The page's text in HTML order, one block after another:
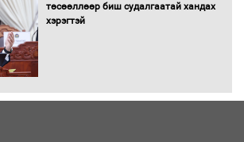
төсөөллөөр биш судалгаатай хандах
хэрэгтэй